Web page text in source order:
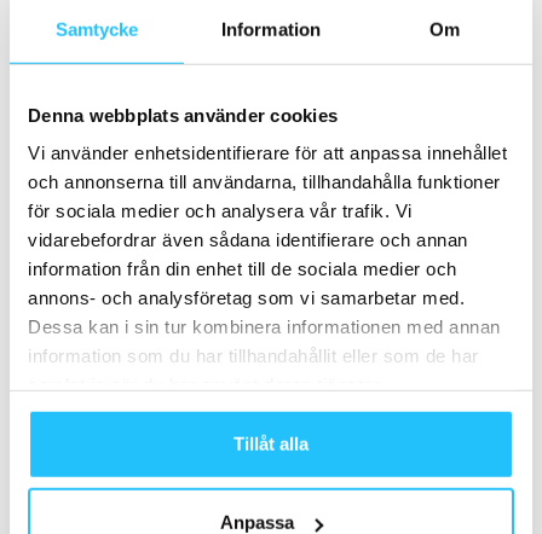
Samtycke Information Om
Denna webbplats använder cookies
Vi använder enhetsidentifierare för att anpassa innehållet
och annonserna till användarna, tillhandahålla funktioner
för sociala medier och analysera vår trafik. Vi
vidarebefordrar även sådana identifierare och annan
information från din enhet till de sociala medier och
annons- och analysföretag som vi samarbetar med.
Dessa kan i sin tur kombinera informationen med annan
information som du har tillhandahållit eller som de har
Tillåt alla
Anpassa
träningsbranschens ledande mötesplats
Zoezi och Studio l’Echelon: cyklar, mjukvara
och lojala medlemmar
Så tränar svenska folket: Var tredje tränar
för att få bättre...
Basic-Fit lanserar initiativ för att göra